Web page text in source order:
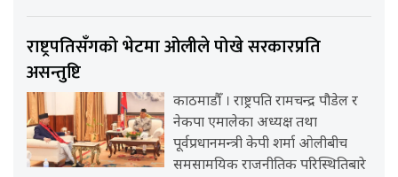
राष्ट्रपतिसँगको भेटमा ओलीले पोखे सरकारप्रति
असन्तुष्टि
काठमाडौँ । राष्ट्रपति रामचन्द्र पौडेल र
नेकपा एमालेका अध्यक्ष तथा
पूर्वप्रधानमन्त्री केपी शर्मा ओलीबीच
समसामयिक राजनीतिक परिस्थितिबारे